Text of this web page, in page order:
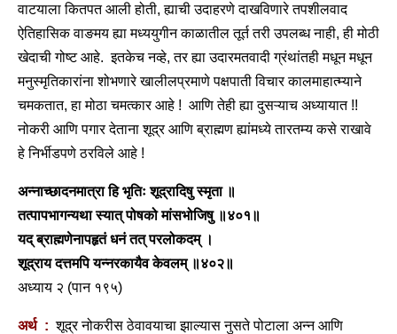
वाटयाला कितपत आली होती, ह्याची उदाहरणे दाखविणारे तपशीलवाद
ऐतिहासिक वाङमय ह्या मध्ययुगीन काळातील तूर्त तरी उपलब्ध नाही, ही मोठी
खेदाची गोष्ट आहे. इतकेच नव्हे, तर ह्या उदारमतवादी ग्रंथांतही मधून मधून
मनुस्मृतिकारांना शोभणारे खालीलप्रमाणे पक्षपाती विचार कालमाहात्म्याने
चमकतात, हा मोठा चमत्कार आहे ! आणि तेही ह्या दुसऱ्याच अध्यायात !!
नोकरी आणि पगार देताना शूद्र आणि ब्राह्मण ह्यांमध्ये तारतम्य कसे राखावे
हे निर्भीडपणे ठरविले आहे !
अन्नाच्छादनमात्रा हि भृतिः शूद्रादिषु स्मृता ॥
तत्पापभागन्यथा स्यात् पोषको मांसभोजिषु ॥४०१॥
यद् ब्राह्मणेनापहृतं धनं तत् परलोकदम् ।
शूद्राय दत्तमपि यन्नरकायैव केवलम् ॥४०२॥
अध्याय २ (पान १९५)
अर्थ : शूद्र नोकरीस ठेवावयाचा झाल्यास नुसते पोटाला अन्न आणि